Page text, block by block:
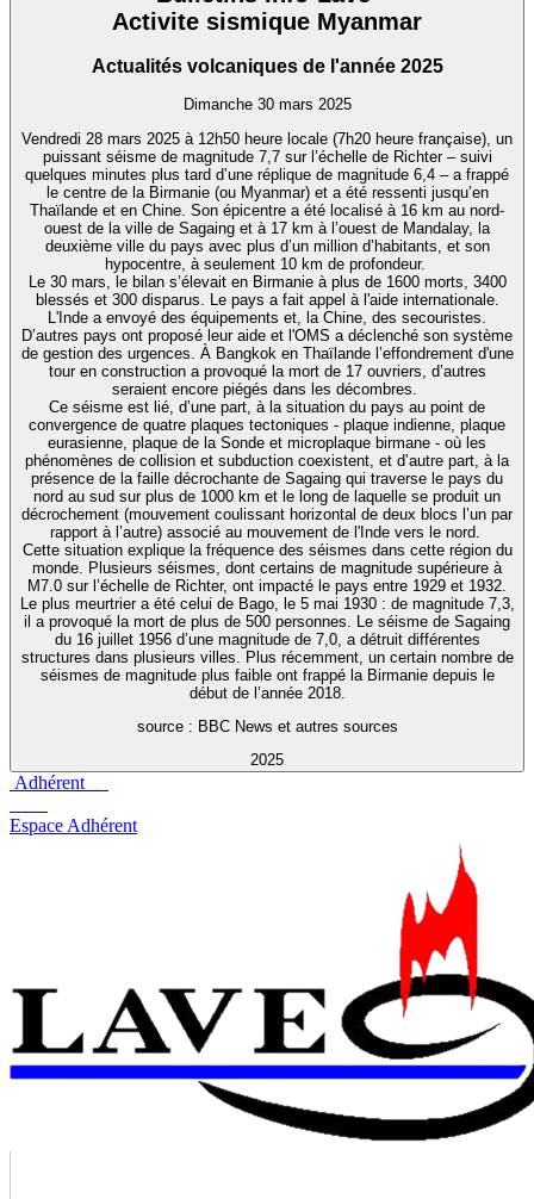
Activite sismique Myanmar
Actualités volcaniques de l'année 2025
Dimanche 30 mars 2025
Vendredi 28 mars 2025 à 12h50 heure locale (7h20 heure française), un
puissant séisme de magnitude 7,7 sur l’échelle de Richter – suivi
quelques minutes plus tard d’une réplique de magnitude 6,4 – a frappé
le centre de la Birmanie (ou Myanmar) et a été ressenti jusqu’en
Thaïlande et en Chine. Son épicentre a été localisé à 16 km au nord-
ouest de la ville de Sagaing et à 17 km à l’ouest de Mandalay, la
deuxième ville du pays avec plus d’un million d’habitants, et son
hypocentre, à seulement 10 km de profondeur.
Le 30 mars, le bilan s’élevait en Birmanie à plus de 1600 morts, 3400
blessés et 300 disparus. Le pays a fait appel à l'aide internationale.
L'Inde a envoyé des équipements et, la Chine, des secouristes.
D’autres pays ont proposé leur aide et l'OMS a déclenché son système
de gestion des urgences. À Bangkok en Thaïlande l’effondrement d'une
tour en construction a provoqué la mort de 17 ouvriers, d’autres
seraient encore piégés dans les décombres.
Ce séisme est lié, d’une part, à la situation du pays au point de
convergence de quatre plaques tectoniques - plaque indienne, plaque
eurasienne, plaque de la Sonde et microplaque birmane - où les
phénomènes de collision et subduction coexistent, et d’autre part, à la
présence de la faille décrochante de Sagaing qui traverse le pays du
nord au sud sur plus de 1000 km et le long de laquelle se produit un
décrochement (mouvement coulissant horizontal de deux blocs l’un par
rapport à l’autre) associé au mouvement de l'Inde vers le nord.
Cette situation explique la fréquence des séismes dans cette région du
monde. Plusieurs séismes, dont certains de magnitude supérieure à
M7.0 sur l’échelle de Richter, ont impacté le pays entre 1929 et 1932.
Le plus meurtrier a été celui de Bago, le 5 mai 1930 : de magnitude 7,3,
il a provoqué la mort de plus de 500 personnes. Le séisme de Sagaing
du 16 juillet 1956 d’une magnitude de 7,0, a détruit différentes
structures dans plusieurs villes. Plus récemment, un certain nombre de
séismes de magnitude plus faible ont frappé la Birmanie depuis le
début de l’année 2018.
source : BBC News et autres sources
2025
Adhérent
Espace Adhérent